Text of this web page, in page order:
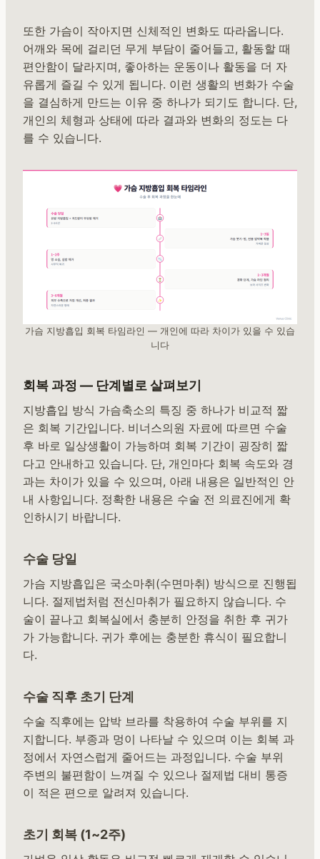
또한 가슴이 작아지면 신체적인 변화도 따라옵니다.
어깨와 목에 걸리던 무게 부담이 줄어들고, 활동할 때
편안함이 달라지며, 좋아하는 운동이나 활동을 더 자
유롭게 즐길 수 있게 됩니다. 이런 생활의 변화가 수술
을 결심하게 만드는 이유 중 하나가 되기도 합니다. 단,
개인의 체형과 상태에 따라 결과와 변화의 정도는 다
를 수 있습니다.
가슴 지방흡입 회복 타임라인 — 개인에 따라 차이가 있을 수 있습
니다
회복 과정 — 단계별로 살펴보기
지방흡입 방식 가슴축소의 특징 중 하나가 비교적 짧
은 회복 기간입니다. 비너스의원 자료에 따르면 수술
후 바로 일상생활이 가능하며 회복 기간이 굉장히 짧
다고 안내하고 있습니다. 단, 개인마다 회복 속도와 경
과는 차이가 있을 수 있으며, 아래 내용은 일반적인 안
내 사항입니다. 정확한 내용은 수술 전 의료진에게 확
인하시기 바랍니다.
수술 당일
가슴 지방흡입은 국소마취(수면마취) 방식으로 진행됩
니다. 절제법처럼 전신마취가 필요하지 않습니다. 수
술이 끝나고 회복실에서 충분히 안정을 취한 후 귀가
가 가능합니다. 귀가 후에는 충분한 휴식이 필요합니
다.
수술 직후 초기 단계
수술 직후에는 압박 브라를 착용하여 수술 부위를 지
지합니다. 부종과 멍이 나타날 수 있으며 이는 회복 과
정에서 자연스럽게 줄어드는 과정입니다. 수술 부위
주변의 불편함이 느껴질 수 있으나 절제법 대비 통증
이 적은 편으로 알려져 있습니다.
초기 회복 (1~2주)